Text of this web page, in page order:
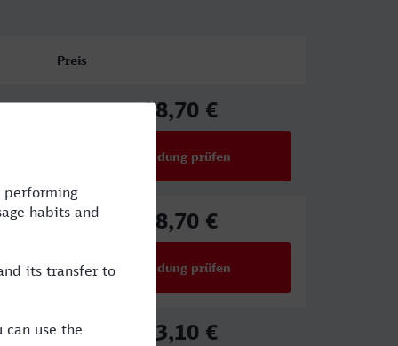
Preis
28,70 €
Verbindung prüfen
28,70 €
Verbindung prüfen
23,10 €